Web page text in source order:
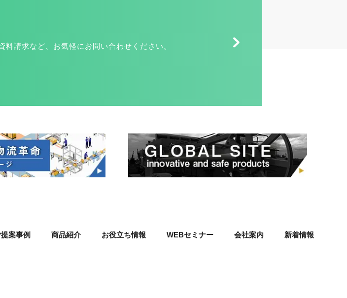
料請求など、お気軽にお問い合わせください。
案事例 商品紹介 お役立ち情報 WEBセミナー 会社案内 新着情報